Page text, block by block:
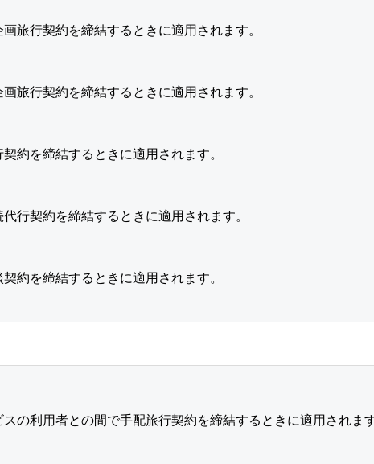
旅行契約を締結するときに適用されます。
旅行契約を締結するときに適用されます。
約を締結するときに適用されます。
行契約を締結するときに適用されます。
約を締結するときに適用されます。
の利用者との間で手配旅行契約を締結するときに適用されま